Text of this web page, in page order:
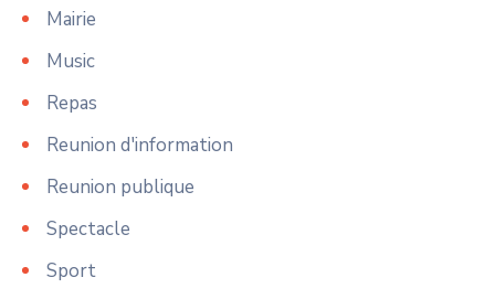
Mairie
Music
Repas
Reunion d'information
Reunion publique
Spectacle
Sport